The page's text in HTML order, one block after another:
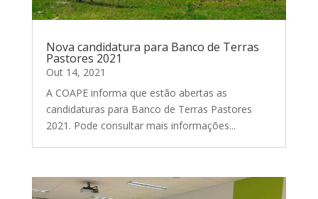
Nova candidatura para Banco de Terras
Pastores 2021
Out 14, 2021
A COAPE informa que estão abertas as
candidaturas para Banco de Terras Pastores
2021. Pode consultar mais informações...